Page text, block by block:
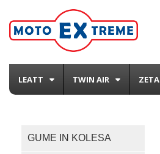
LEATT TWIN AIR ZETA
GUME IN KOLESA